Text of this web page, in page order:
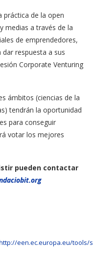
práctica de la open
medias a través de la
de emprendedores,
respuesta a sus
Corporate Venturing
ámbitos (ciencias de la
tendrán la oportunidad
para conseguir
votar los mejores
pueden contactar
een.ec.europa.eu/tools/